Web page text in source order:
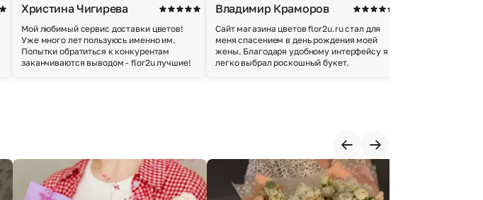
Христина Чигирева
Мой любимый сервис доставки цветов!
Уже много лет пользуюсь именно им.
Попытки обратиться к конкурентам
заканчиваются выводом - flor2u лучшие!
Владимир Краморов
Сайт магазина цветов flor2u.ru стал для
меня спасением в день рождения моей
жены. Благодаря удобному интерфейсу я
легко выбрал роскошный букет.